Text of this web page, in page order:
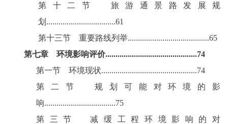
第十二节
旅游通景路发展规
划 ..................................61
第十三节
重要路线列举........................................65
第七章
环境影响评价.............................................74
第一节
环境现状...............................................74
第二节
规划可能对环境的影
响...................................75
第三节
减缓工程环境影响的对